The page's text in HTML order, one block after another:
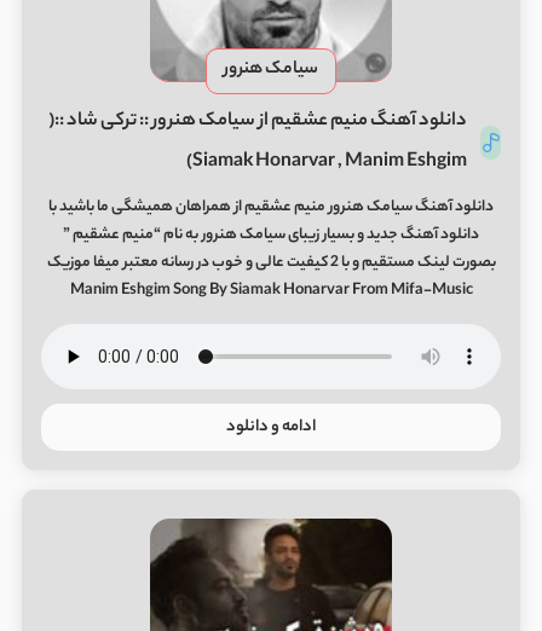
سیامک هنرور
دانلود آهنگ منیم عشقیم از سیامک هنرور :: ترکی شاد ::(
Siamak Honarvar , Manim Eshgim)
دانلود آهنگ سیامک هنرور منیم عشقیم از همراهان همیشگی ما باشید با
دانلود آهنگ جدید و بسیار زیبای سیامک هنرور به نام “منیم عشقیم ”
بصورت لینک مستقیم و با 2 کیفیت عالی و خوب در رسانه معتبر میفا موزیک
Manim Eshgim Song By Siamak Honarvar From Mifa-Music
ادامه و دانلود